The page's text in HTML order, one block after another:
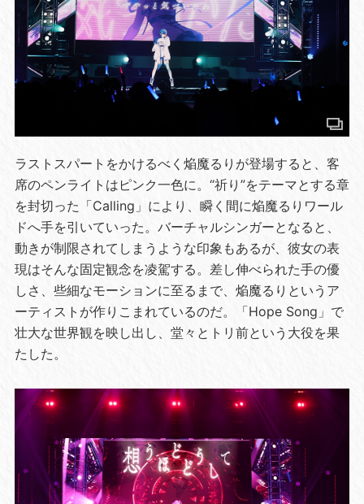
ラストスパートをかけるべく焔魔るりが登場すると、客
席のペンライトはピンク一色に。“祈り”をテーマとする章
を封切った「Calling」により、瞬く間に焔魔るりワール
ドへ手を引いていった。バーチャルシンガーとなると、
動きが制限されてしまうような印象もあるが、彼女の表
現はそんな固定観念を凌駕する。差し伸べられた手の優
しさ、些細なモーションに至るまで、焔魔るりというア
ーティストが作りこまれているのだ。「Hope Song」で
壮大な世界観を映し出し、堂々とトリ前という大役を果
たした。